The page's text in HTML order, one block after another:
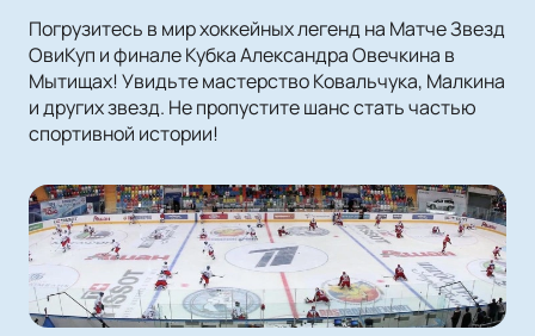
Погрузитесь в мир хоккейных легенд на Матче Звезд
ОвиКуп и финале Кубка Александра Овечкина в
Мытищах! Увидьте мастерство Ковальчука, Малкина
и других звезд. Не пропустите шанс стать частью
спортивной истории!